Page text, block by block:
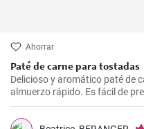
Ahorrar
Paté de carne para tostadas
Delicioso y aromático paté de
almuerzo rápido. Es fácil de
paladar de todos los amantes